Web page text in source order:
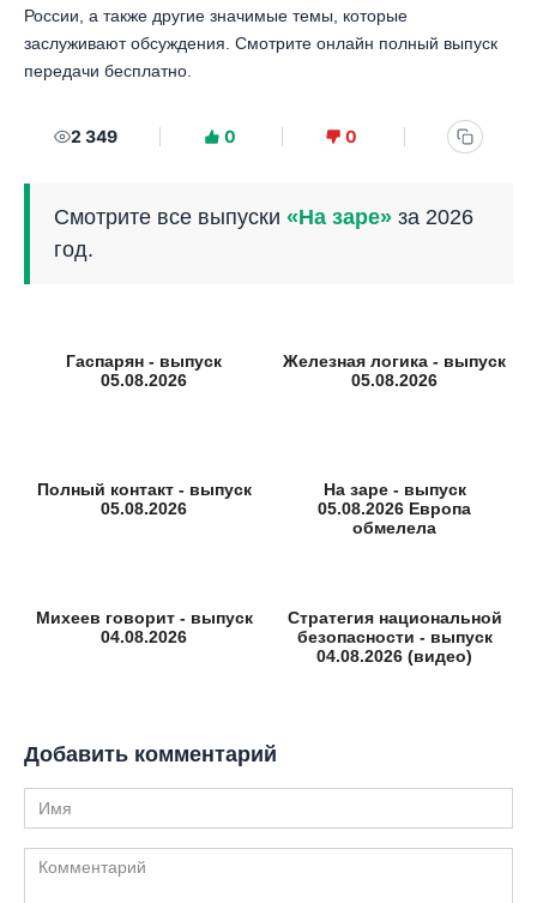
России, а также другие значимые темы, которые
заслуживают обсуждения. Смотрите онлайн полный выпуск
передачи бесплатно.
2 349 0 0
Смотрите все выпуски «На заре» за 2026
год.
Гаспарян - выпуск
05.08.2026
Железная логика - выпуск
05.08.2026
Полный контакт - выпуск
05.08.2026
На заре - выпуск
05.08.2026 Европа
обмелела
Михеев говорит - выпуск
04.08.2026
Стратегия национальной
безопасности - выпуск
04.08.2026 (видео)
Добавить комментарий
Имя
Комментарий